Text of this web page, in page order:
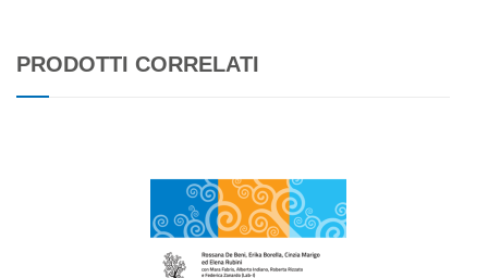
PRODOTTI CORRELATI